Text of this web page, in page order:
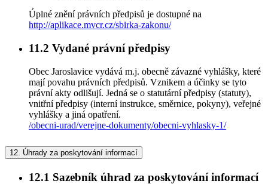
Úplné znění právních předpisů je dostupné na
http://aplikace.mvcr.cz/sbirka-zakonu/
11.2 Vydané právní předpisy
Obec Jaroslavice vydává m.j. obecně závazné vyhlášky, které
mají povahu právních předpisů. Vznikem a účinky se tyto
právní akty odlišují. Jedná se o statutární předpisy (statuty),
vnitřní předpisy (interní instrukce, směrnice, pokyny), veřejné
vyhlášky a jiná opatření.
/obecni-urad/verejne-dokumenty/obecni-vyhlasky-1/
12. Úhrady za poskytování informací
12.1 Sazebník úhrad za poskytování informací